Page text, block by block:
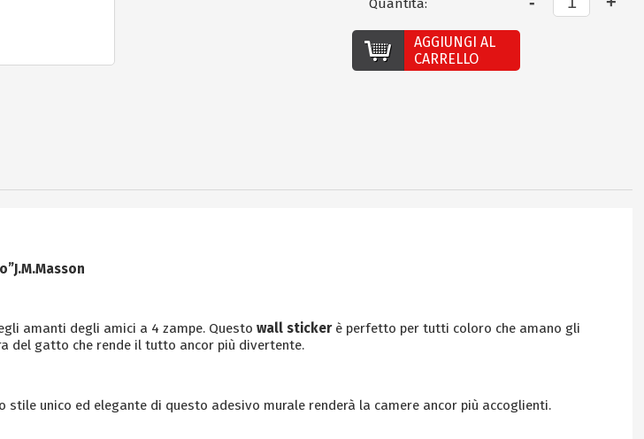
Quantità:
AGGIUNGI AL
CARRELLO
amanti degli amici a 4 zampe. Questo wall sticker è perfetto per tutti coloro che amano gli
del gatto che rende il tutto ancor più divertente.
unico ed elegante di questo adesivo murale renderà la camere ancor più accoglienti.